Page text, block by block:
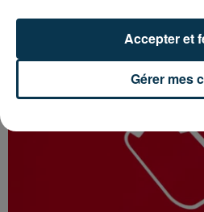
Gérer mes
Accepter et